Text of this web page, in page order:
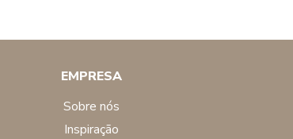
EMPRESA
sobre nós
inspiração